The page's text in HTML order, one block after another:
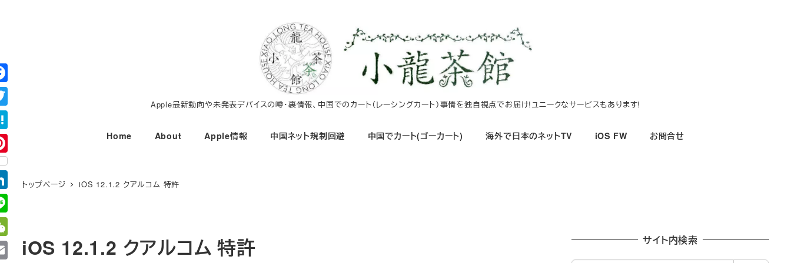
コ
ン
テ
ン
ツ
へ
移
動
Apple最新動向や未発表デバイスの噂・裏情報、中国でのカート（レーシングカート）事情を独自視点でお届け!ユニークなサービスもあります!
Home About Apple情報 中国ネット規制回避 中国でカート(ゴーカート) 海外で日本のネットTV iOS FW お問合せ
トップページ iOS 12.1.2 クアルコム 特許
iOS 12.1.2 クアルコム 特許 サイト内検索